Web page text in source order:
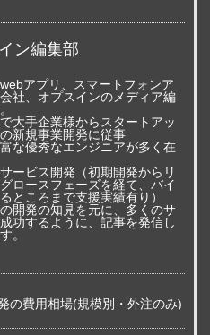
ン編集部
アプリ、スマートフォンア
社、オプスインのメディア編
で大手企業様からスタートアッ
新規事業開発に従事
富な優秀なエンジニアが多く在
サービス開発（初期開発からリ
ロースフェーズを経て、バイ
ところまで支援実績有り）
開発の知見を元に、多くのサ
功するように、記事を発信し
。
の費用相場(規模別・外注のみ)